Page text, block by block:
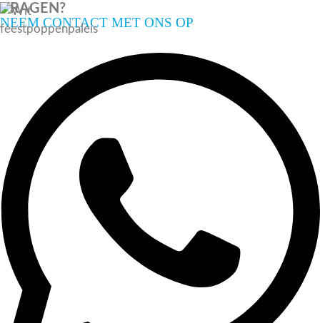
VRAGEN?
NEEM CONTACT MET ONS OP